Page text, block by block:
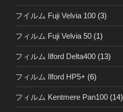
フイルム Fuji Velvia 100 (3)
フィルム Fuji Velvia 50 (1)
フィルム Ilford Delta400 (13)
フィルム Ilford HP5+ (6)
フィルム Kentmere Pan100 (14)